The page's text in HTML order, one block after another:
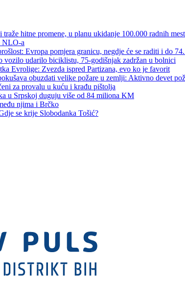
hitne promene, u planu ukidanje 100.000 radnih
NLO-a
Evropa pomjera granicu, negdje će se raditi i do
vozilo udarilo biciklistu, 75-godišnjak zadržan u bolnici
Evrolige: Zvezda ispred Partizana, evo ko je favorit
obuzdati velike požare u zemlji: Aktivno devet
za provalu u kuću i krađu pištolja
u Srpskoj duguju više od 84 miliona KM
njima i Brčko
se krije Slobodanka Tošić?